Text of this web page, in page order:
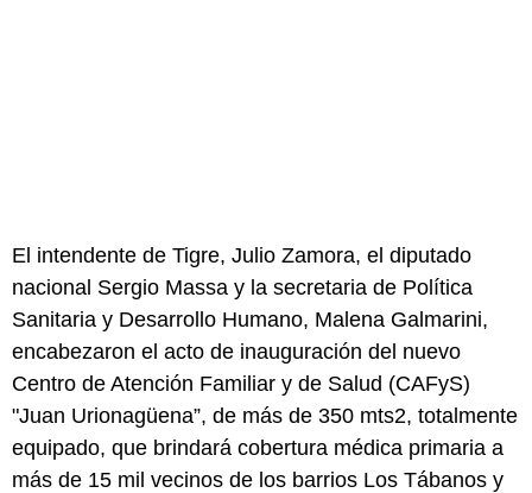
El intendente de Tigre, Julio Zamora, el diputado
nacional Sergio Massa y la secretaria de Política
Sanitaria y Desarrollo Humano, Malena Galmarini,
encabezaron el acto de inauguración del nuevo
Centro de Atención Familiar y de Salud (CAFyS)
"Juan Urionagüena”, de más de 350 mts2, totalmente
equipado, que brindará cobertura médica primaria a
más de 15 mil vecinos de los barrios Los Tábanos y